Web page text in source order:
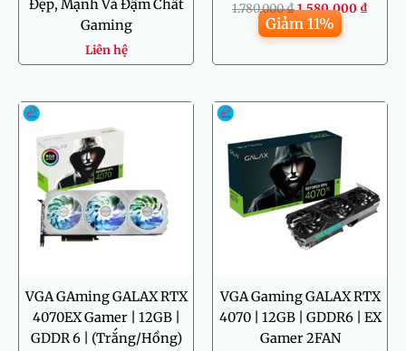
Đẹp, Mạnh Và Đậm Chất
Gaming
Liên hệ
1.780.000₫1.580.000 ₫
Giảm 11%
VGA GAming GALAX RTX
4070EX Gamer | 12GB |
GDDR 6 | (Trắng/Hồng)
VGA Gaming GALAX RTX
4070 | 12GB | GDDR6 | EX
Gamer 2FAN
là:
24.000.000 ₫.
tại